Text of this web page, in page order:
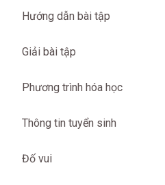
Hướng dẫn bài tập
Giải bài tập
Phương trình hóa học
Thông tin tuyển sinh
Đố vui